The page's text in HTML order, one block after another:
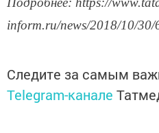
inform.ru/news/2018/10/30/
Следите за самым
Telegram-канале